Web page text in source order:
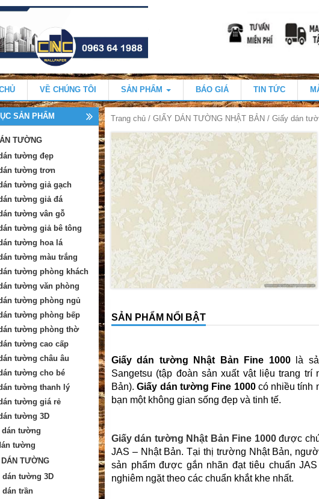
VỀ CHÚNG TÔI SẢN PHẨM BÁO GIÁ TIN TỨC
Trang chủ / GIẤY DÁN TƯỜNG NHẬT BẢN / Giấy dán
SẢN PHẨM NỔI BẬT
Giấy dán tường Nhật Bản Fine 1000là
Sangetsu (tập đoàn sản xuất vật liệu trang
Bản).Giấy dán tường Fine 1000có nhiều tính
bạn một không gian sống đẹp và tinh tế.
Giấy dán tường Nhật Bản Fine 1000được
JAS – Nhật Bản. Tại thị trường Nhật Bản,
sản phẩm được gắn nhãn đạt tiêu chuẩn
nghiêm ngặt theo các chuẩn khắt khe nhất.
SẢN PHẨM
TƯỜNG
tường đẹp
tường trơn
tường giả gạch
tường giả đá
tường vân gỗ
tường giả bê tông
tường hoa lá
tường màu trắng
tường phòng khách
tường văn phòng
tường phòng ngủ
tường phòng bếp
tường phòng thờ
tường cao cấp
tường châu âu
tường cho bé
tường thanh lý
tường giá rẻ
tường 3D
dán tường
tường
TƯỜNG
dán tường 3D
dán trần